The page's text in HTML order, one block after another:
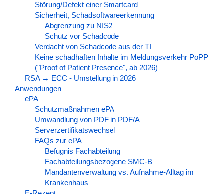
Störung/Defekt einer Smartcard
Sicherheit, Schadsoftwareerkennung
Abgrenzung zu NIS2
Schutz vor Schadcode
Verdacht von Schadcode aus der TI
Keine schadhaften Inhalte im Meldungsverkehr PoPP
("Proof of Patient Presence", ab 2026)
RSA → ECC - Umstellung in 2026
Anwendungen
ePA
Schutzmaßnahmen ePA
Umwandlung von PDF in PDF/A
Serverzertifikatswechsel
FAQs zur ePA
Befugnis Fachabteilung
Fachabteilungsbezogene SMC-B
Mandantenverwaltung vs. Aufnahme-Alltag im
Krankenhaus